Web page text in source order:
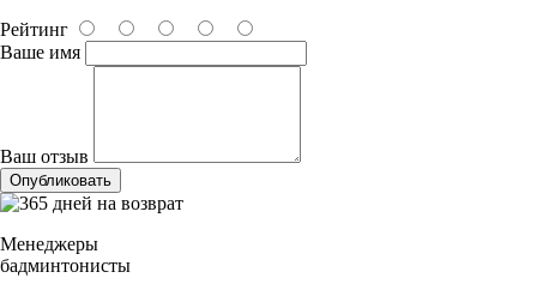
Рейтинг
Ваше имя
Ваш отзыв
Опубликовать
Менеджеры
бадминтонисты